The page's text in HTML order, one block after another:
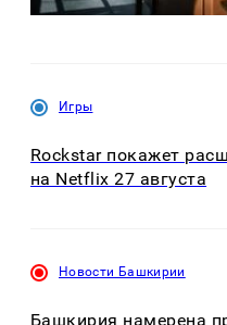
Игры
Rockstar покажет
на Netflix 27 августа
Новости Башкирии
Башкирия намерена